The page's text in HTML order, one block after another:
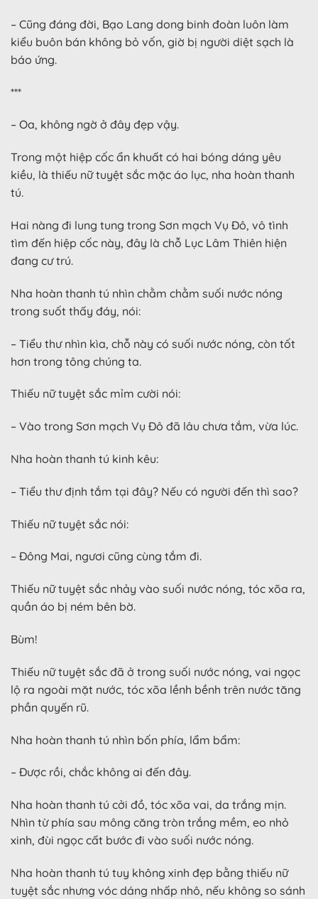
– Cũng đáng đời, Bạo Lang dong binh đoàn luôn làm
kiểu buôn bán không bỏ vốn, giờ bị người diệt sạch là
báo ứng.
***
– Oa, không ngờ ở đây đẹp vậy.
Trong một hiệp cốc ẩn khuất có hai bóng dáng yêu
kiều, là thiếu nữ tuyệt sắc mặc áo lục, nha hoàn thanh
tú.
Hai nàng đi lung tung trong Sơn mạch Vụ Đô, vô tình
tìm đến hiệp cốc này, đây là chỗ Lục Lâm Thiên hiện
đang cư trú.
Nha hoàn thanh tú nhìn chằm chằm suối nước nóng
trong suốt thấy đáy, nói:
– Tiểu thư nhìn kìa, chỗ này có suối nước nóng, còn tốt
hơn trong tông chúng ta.
Thiếu nữ tuyệt sắc mỉm cười nói:
– Vào trong Sơn mạch Vụ Đô đã lâu chưa tắm, vừa lúc.
Nha hoàn thanh tú kinh kêu:
– Tiểu thư định tắm tại đây? Nếu có người đến thì sao?
Thiếu nữ tuyệt sắc nói:
– Đông Mai, ngươi cũng cùng tắm đi.
Thiếu nữ tuyệt sắc nhảy vào suối nước nóng, tóc xõa ra,
quần áo bị ném bên bờ.
Bùm!
Thiếu nữ tuyệt sắc đã ở trong suối nước nóng, vai ngọc
lộ ra ngoài mặt nước, tóc xõa lềnh bềnh trên nước tăng
phần quyến rũ.
Nha hoàn thanh tú nhìn bốn phía, lẩm bẩm:
– Được rồi, chắc không ai đến đây.
Nha hoàn thanh tú cởi đồ, tóc xõa vai, da trắng mịn.
Nhìn từ phía sau mông căng tròn trắng mềm, eo nhỏ
xinh, đùi ngọc cất bước đi vào suối nước nóng.
Nha hoàn thanh tú tuy không xinh đẹp bằng thiếu nữ
tuyệt sắc nhưng vóc dáng nhấp nhô, nếu không so sánh